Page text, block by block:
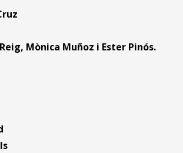
Mònica Muñoz i Ester Pinós.